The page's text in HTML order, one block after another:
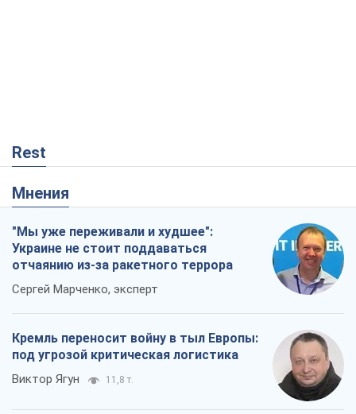
Rest
Мнения
"Мы уже переживали и худшее":
Украине не стоит поддаваться
отчаянию из-за ракетного террора
Сергей Марченко, эксперт
Кремль переносит войну в тыл Европы:
под угрозой критическая логистика
Виктор Ягун 11,8 т.